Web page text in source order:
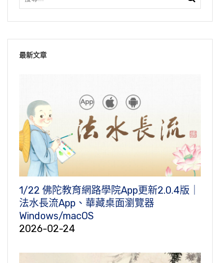
最新文章
1/22 佛陀教育網路學院App更新2.0.4版｜
法水長流App、華藏桌面瀏覽器
Windows/macOS
2026-02-24